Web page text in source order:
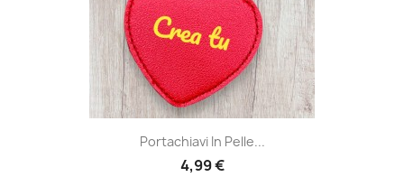
Portachiavi In Pelle...
4,99 €